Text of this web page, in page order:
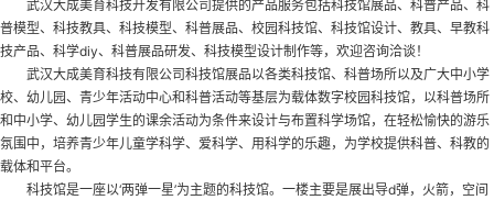
武汉大成美育科技开发有限公司提供的产品服务包括科技馆展品、科普产品、科
普模型、科技教具、科技模型、科普展品、校园科技馆、科技馆设计、教具、早教科
技产品、科学diy、科普展品研发、科技模型设计制作等，欢迎咨询洽谈！
武汉大成美育科技有限公司科技馆展品以各类科技馆、科普场所以及广大中小学
校、幼儿园、青少年活动中心和科普活动等基层为载体数字校园科技馆，以科普场所
和中小学、幼儿园学生的课余活动为条件来设计与布置科学场馆，在轻松愉快的游乐
氛围中，培养青少年儿童学科学、爱科学、用科学的乐趣，为学校提供科普、科教的
载体和平台。
科技馆是一座以‘两弹一星’为主题的科技馆。一楼主要是展出导d弹，火箭，空间